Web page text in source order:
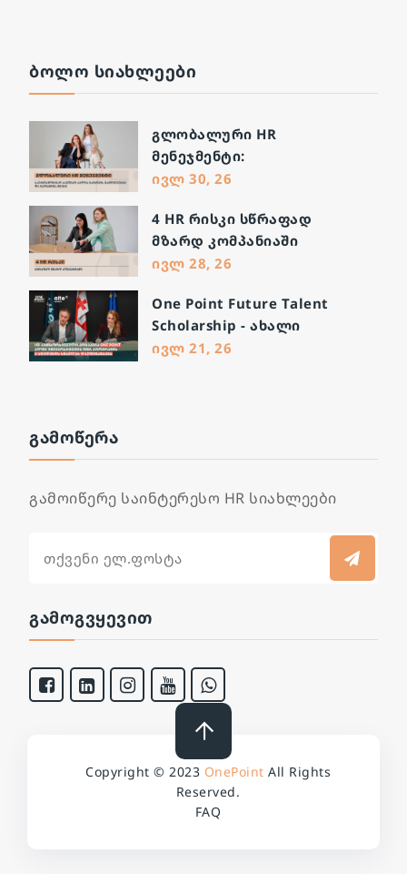
ᲑᲝᲚᲝ ᲡᲘᲐᲮᲚᲔᲔᲑᲘ
გლობალური HR
მენეჯმენტი:
საერთაშორისო სამუშაო
გამოწვევები და გადაჭრის
გზები
ივლ 30, 26
4 HR რისკი სწრაფად
მზარდ კომპანიაში
ივლ 28, 26
One Point Future Talent
Scholarship - ახალი
შესაძლებლობა მომავალი
ივლ 21, 26
ᲒᲐᲛᲝᲬᲔᲠᲐ
გამოიწერე საინტერესო HR სიახლეები
ᲒᲐᲛᲝᲒᲕᲧᲔᲕᲘᲗ
Copyright © 2023 OnePoint All Rights
Reserved.
FAQ